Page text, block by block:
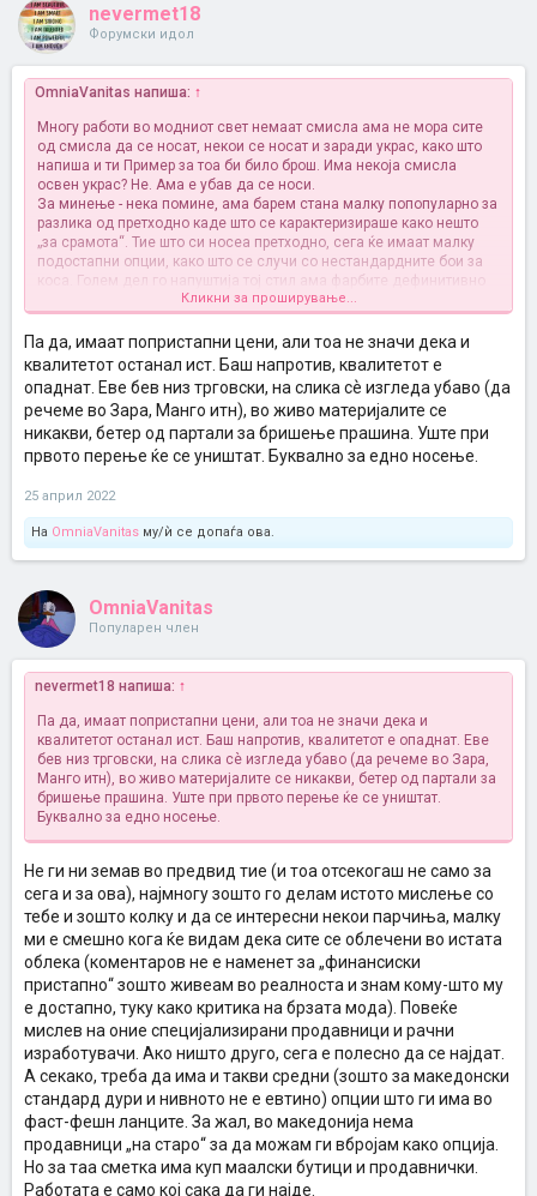
nevermet18
Форумски идол
OmniaVanitas напиша: ↑
Многу работи во модниот свет немаат смисла ама не мора сите
од смисла да се носат, некои се носат и заради украс, како што
напиша и ти Пример за тоа би било брош. Има некоја смисла
освен украс? Не. Ама е убав да се носи.
За минење - нека помине, ама барем стана малку попопуларно за
разлика од претходно каде што се карактеризираше како нешто
„за срамота“. Тие што си носеа претходно, сега ќе имаат малку
подостапни опции, како што се случи со нестандардните бои за
коса. Голем дел го напуштија тој стил ама фарбите дефинитивно
станаа подостапни за оние кои постојано си ги носат. Тоа е едно
од добрита страни на модата
Кликни за проширување...
Па да, имаат попристапни цени, али тоа не значи дека и
квалитетот останал ист. Баш напротив, квалитетот е
опаднат. Еве бев низ трговски, на слика сѐ изгледа убаво (да
речеме во Зара, Манго итн), во живо материјалите се
никакви, бетер од партали за бришење прашина. Уште при
првото перење ќе се уништат. Буквално за едно носење.
25 април 2022
На OmniaVanitas му/ѝ се допаѓа ова.
OmniaVanitas
Популарен член
nevermet18 напиша: ↑
Па да, имаат попристапни цени, али тоа не значи дека и
квалитетот останал ист. Баш напротив, квалитетот е опаднат. Еве
бев низ трговски, на слика сѐ изгледа убаво (да речеме во Зара,
Манго итн), во живо материјалите се никакви, бетер од партали за
бришење прашина. Уште при првото перење ќе се уништат.
Буквално за едно носење.
Не ги ни земав во предвид тие (и тоа отсекогаш не само за
сега и за ова), најмногу зошто го делам истото мислење со
тебе и зошто колку и да се интересни некои парчиња, малку
ми е смешно кога ќе видам дека сите се облечени во истата
облека (коментаров не е наменет за „финансиски
пристапно“ зошто живеам во реалноста и знам кому-што му
е достапно, туку како критика на брзата мода). Повеќе
мислев на оние специјализирани продавници и рачни
изработувачи. Ако ништо друго, сега е полесно да се најдат.
А секако, треба да има и такви средни (зошто за македонски
стандард дури и нивното не е евтино) опции што ги има во
фаст-фешн ланците. За жал, во македонија нема
продавници „на старо“ за да можам ги вбројам како опција.
Но за таа сметка има куп маалски бутици и продавнички.
Работата е само кој сака да ги најде.